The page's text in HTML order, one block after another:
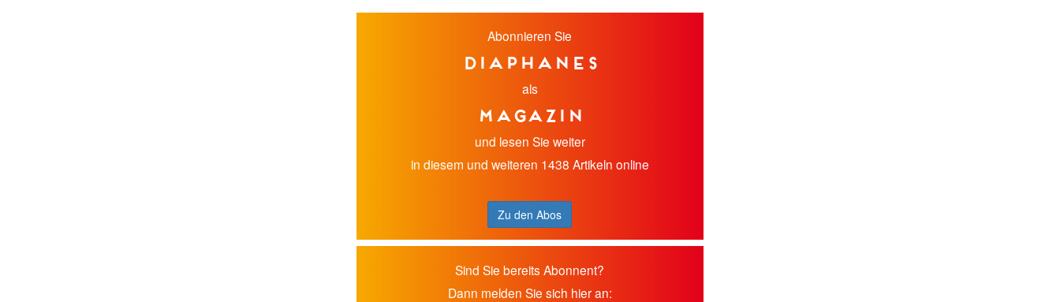
Abonnieren Sie
diaphanes
als
Magazin
und lesen Sie weiter
in diesem und weiteren 1438 Artikeln online
Zu den Abos
Sind Sie bereits Abonnent?
Dann melden Sie sich hier an: